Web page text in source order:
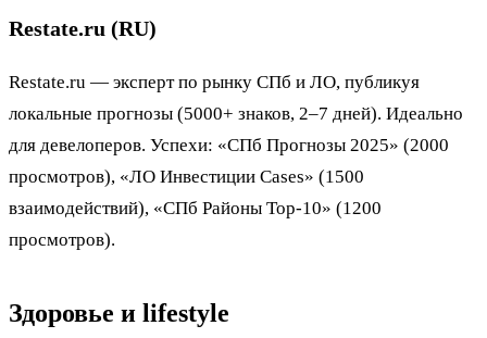
Restate.ru (RU)
Restate.ru — эксперт по рынку СПб и ЛО, публикуя
локальные прогнозы (5000+ знаков, 2–7 дней). Идеально
для девелоперов. Успехи: «СПб Прогнозы 2025» (2000
просмотров), «ЛО Инвестиции Cases» (1500
взаимодействий), «СПб Районы Top-10» (1200
просмотров).
Здоровье и lifestyle